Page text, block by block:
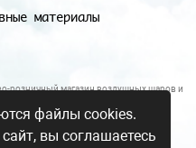
материалы
розничный магазин воздушных шаров и
не являются публичной офертой.
файлы cookies.
вы соглашаетесь